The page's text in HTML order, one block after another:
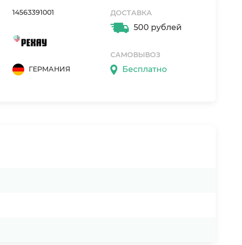
14563391001
ГЕРМАНИЯ
ДОСТАВКА
500 рублей
САМОВЫВОЗ
Бесплатно